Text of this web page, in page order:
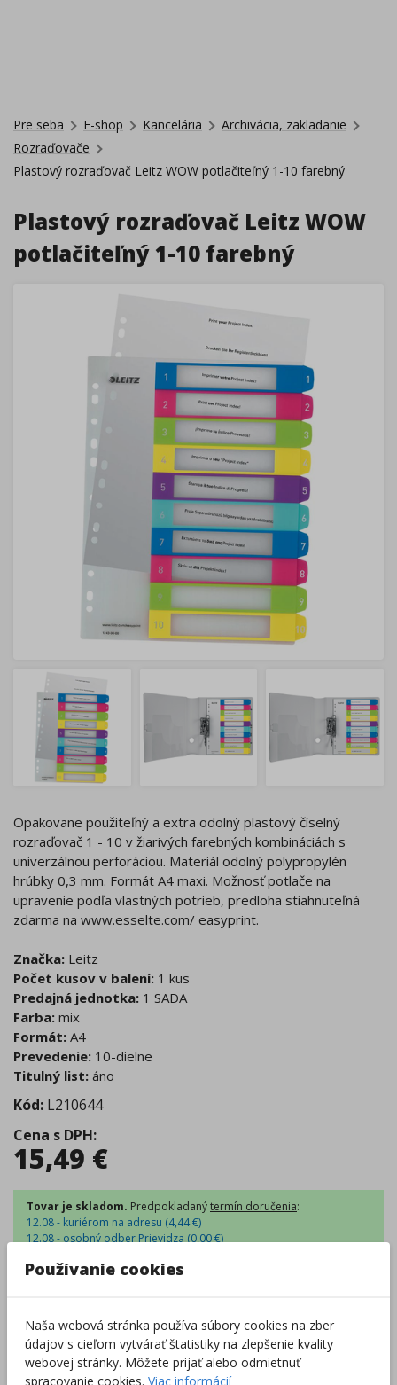
Pre seba E-shop Kancelária
Archivácia, zakladanie
Rozraďovače
Plastový rozraďovač Leitz WOW potlačiteľný 1-10 farebný
Plastový rozraďovač Leitz WOW
potlačiteľný 1-10 farebný
Opakovane použiteľný a extra odolný plastový číselný
rozraďovač 1 - 10 v žiarivých farebných kombináciách s
univerzálnou perforáciou. Materiál odolný polypropylén
hrúbky 0,3 mm. Formát A4 maxi. Možnosť potlače na
upravenie podľa vlastných potrieb, predloha stiahnuteľná
zdarma na www.esselte.com/ easyprint.
Značka: Leitz
Počet kusov v balení: 1 kus
Predajná jednotka: 1 SADA
Farba: mix
Formát: A4
Prevedenie: 10-dielne
Titulný list: áno
Kód: L210644
Cena s DPH:
15,49 €
Tovar je skladom. Predpokladanýtermín doručenia:
12.08 - kuriérom na adresu (4,44€)
12.08 - osobný odber Prievidza (0,00€)
12.08 - osobný odber v predajni (
Zobraziť dostupnosť v predajniach
– +
Používanie cookies
Naša webová stránka používa súbory cookies na zber
údajov s cieľom vytvárať štatistiky na zlepšenie kvality
webovej stránky. Môžete prijať alebo odmietnuť
spracovanie cookies. Viac informácií